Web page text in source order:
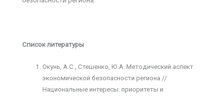
Список литературы
Окунь, А.С., Стешенко, Ю.А. Методический аспект
экономической безопасности региона //
Национальные интересы: приоритеты и